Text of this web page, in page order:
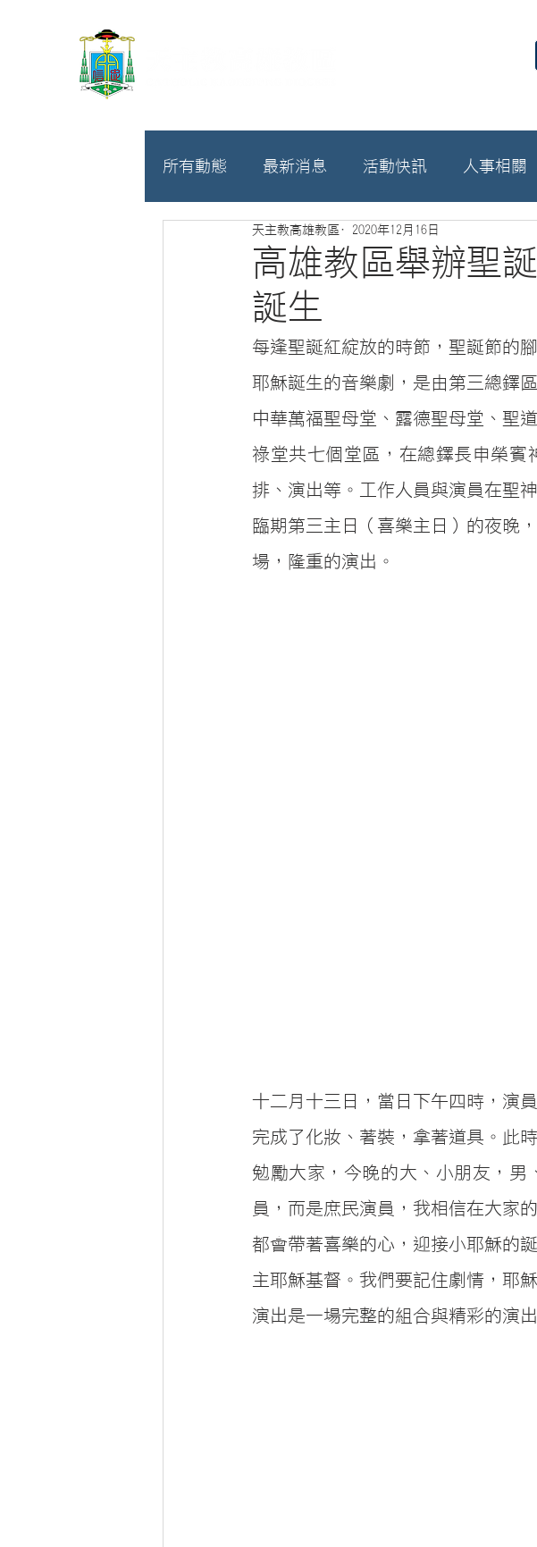
所有動態 最新消息 活動快訊 人事相關
募款相關
高雄教區舉辦聖
誕生
天主教高雄教區 2020年12月16日
每逢聖誕紅綻放的時節，聖誕節的
耶穌誕生的音樂劇，是由第三總鐸
中華萬福聖母堂、露德聖母堂、聖
祿堂共七個堂區，在總鐸長申榮
排、演出等。工作人員與演員在聖
臨期第三主日（喜樂主日）的夜晚
場，隆重的演出。
十二月十三日，當日下午四時，演
完成了化妝、著裝，拿著道具。此
勉勵大家，今晚的大、小朋友，
員，而是庶民演員，我相信在大家
都會帶著喜樂的心，迎接小耶穌的
主耶穌基督。我們要記住劇情，耶
演出是一場完整的組合與精彩的演